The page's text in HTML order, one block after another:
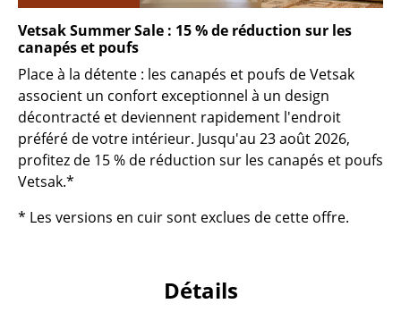
... voir tous les rangements
Luminaires
Suspensions & Plafonniers
Lampes de table
Lampes de bureau
Vetsak Summer Sale : 15 % de réduction sur les
canapés et poufs
Place à la détente : les canapés et poufs de Vetsak
associent un confort exceptionnel à un design
décontracté et deviennent rapidement l'endroit
préféré de votre intérieur. Jusqu'au 23 août 2026,
profitez de 15 % de réduction sur les canapés et poufs
Vetsak.*
* Les versions en cuir sont exclues de cette offre.
Détails